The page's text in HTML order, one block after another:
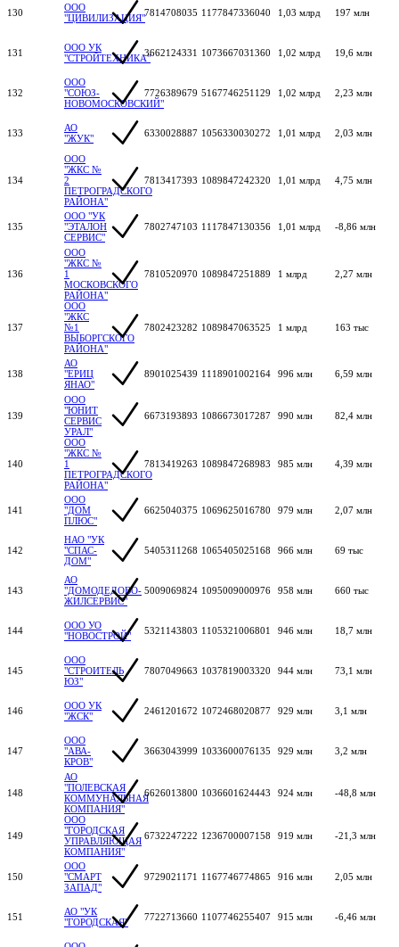
130
ООО
"ЦИВИЛИЗАЦИЯ"7814708035 1177847336040 1,03 млрд 197 млн
131
ООО УК
"СТРОЙТЕХНИКА"3662124331 1073667031360 1,02 млрд 19,6 млн
132
ООО
"СОЮЗ-
НОВОМОСКОВСКИЙ"
7726389679 5167746251129 1,02 млрд 2,23 млн
133
АО
"ЖУК"
6330028887 1056330030272 1,01 млрд 2,03 млн
134
ООО
"ЖКС №
2
ПЕТРОГРАДСКОГО
РАЙОНА"
7813417393 1089847242320 1,01 млрд 4,75 млн
135
ООО "УК
"ЭТАЛОН
СЕРВИС"
7802747103 1117847130356 1,01 млрд -8,86 млн
136
ООО
"ЖКС №
1
МОСКОВСКОГО
РАЙОНА"
7810520970 1089847251889 1 млрд 2,27 млн
137
ООО
"ЖКС
№1
ВЫБОРГСКОГО
РАЙОНА"
7802423282 1089847063525 1 млрд 163 тыс
138
АО
"ЕРИЦ
ЯНАО"
8901025439 1118901002164 996 млн 6,59 млн
139
ООО
"ЮНИТ
СЕРВИС
УРАЛ"
6673193893 1086673017287 990 млн 82,4 млн
140
ООО
"ЖКС №
1
ПЕТРОГРАДСКОГО
РАЙОНА"
7813419263 1089847268983 985 млн 4,39 млн
141
ООО
"ДОМ
ПЛЮС"
6625040375 1069625016780 979 млн 2,07 млн
142
НАО "УК
"СПАС-
ДОМ"
5405311268 1065405025168 966 млн 69 тыс
143
АО
"ДОМОДЕДОВО-
ЖИЛСЕРВИС"
5009069824 1095009000976 958 млн 660 тыс
144
ООО УО
"НОВОСТРОЙ"
5321143803 1105321006801 946 млн 18,7 млн
145
ООО
"СТРОИТЕЛЬ
ЮЗ"
7807049663 1037819003320 944 млн 73,1 млн
146
ООО УК
"ЖСК"
2461201672 1072468020877 929 млн 3,1 млн
147
ООО
"АВА-
КРОВ"
3663043999 1033600076135 929 млн 3,2 млн
148
АО
"ПОЛЕВСКАЯ
КОММУНАЛЬНАЯ
КОМПАНИЯ"
6626013800 1036601624443 924 млн -48,8 млн
149
ООО
"ГОРОДСКАЯ
УПРАВЛЯЮЩАЯ
КОМПАНИЯ"
6732247222 1236700007158 919 млн -21,3 млн
150
ООО
"СМАРТ
ЗАПАД"
9729021171 1167746774865 916 млн 2,05 млн
151
АО "УК
"ГОРОДСКАЯ"
7722713660 1107746255407 915 млн -6,46 млн